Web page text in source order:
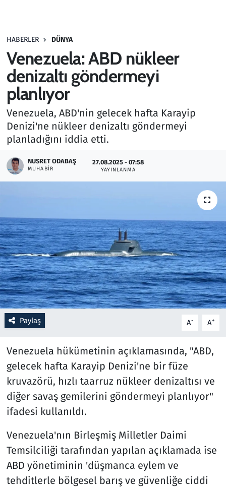
HABERLER DÜNYA
Venezuela: ABD nükleer
denizaltı göndermeyi
planlıyor
Venezuela, ABD'nin gelecek hafta Karayip
Denizi'ne nükleer denizaltı göndermeyi
planladığını iddia etti.
NUSRET ODABAŞ
MUHABIR
27.08.2025 - 07:58
YAYINLANMA
Paylaş A- A+
Venezuela hükümetinin açıklamasında, "ABD,
gelecek hafta Karayip Denizi'ne bir füze
kruvazörü, hızlı taarruz nükleer denizaltısı ve
diğer savaş gemilerini göndermeyi planlıyor"
ifadesi kullanıldı.
Venezuela'nın Birleşmiş Milletler Daimi
Temsilciliği tarafından yapılan açıklamada ise
ABD yönetiminin 'düşmanca eylem ve
tehditlerle bölgesel barış ve güvenliğe ciddi
Haber
Kültür Sanat
Kurumsal Haberler
Lezzet Durağı
Memur ve Kamu
Otomobil
Ramazan
Resmi İlanlar
Rüya Tabirleri
Sağlık
Savunma Sanayi
Seçim 2023
Spor
Teknoloji ve Bilim
Televizyon